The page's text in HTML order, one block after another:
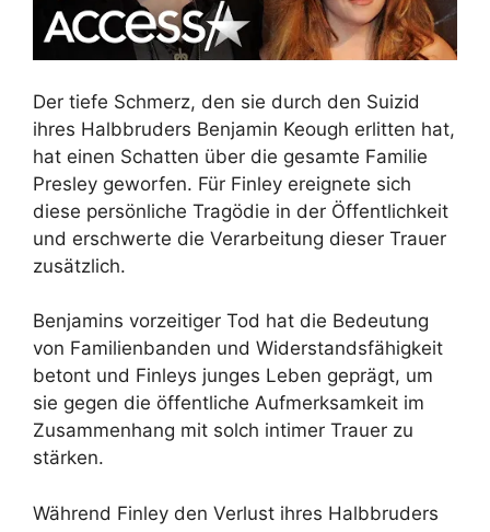
Der tiefe Schmerz, den sie durch den Suizid
ihres Halbbruders Benjamin Keough erlitten hat,
hat einen Schatten über die gesamte Familie
Presley geworfen. Für Finley ereignete sich
diese persönliche Tragödie in der Öffentlichkeit
und erschwerte die Verarbeitung dieser Trauer
zusätzlich.
Benjamins vorzeitiger Tod hat die Bedeutung
von Familienbanden und Widerstandsfähigkeit
betont und Finleys junges Leben geprägt, um
sie gegen die öffentliche Aufmerksamkeit im
Zusammenhang mit solch intimer Trauer zu
stärken.
Während Finley den Verlust ihres Halbbruders